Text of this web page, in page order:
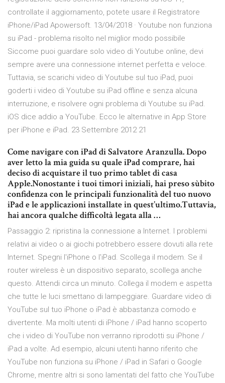
controllate il aggiornamento, potete usare il Registratore
iPhone/iPad Apowersoft. 13/04/2018 · Youtube non funziona
su iPad - problema risolto nel miglior modo possibile
Siccome puoi guardare solo video di Youtube online, devi
sempre avere una connessione internet perfetta e veloce.
Tuttavia, se scarichi video di Youtube sul tuo iPad, puoi
goderti i video di Youtube su iPad offline e senza alcuna
interruzione, e risolvere ogni problema di Youtube su iPad.
iOS dice addio a YouTube. Ecco le alternative in App Store
per iPhone e iPad. 23 Settembre 2012 21
Come navigare con iPad di Salvatore Aranzulla. Dopo
aver letto la mia guida su quale iPad comprare, hai
deciso di acquistare il tuo primo tablet di casa
Apple.Nonostante i tuoi timori iniziali, hai preso sùbito
confidenza con le principali funzionalità del tuo nuovo
iPad e le applicazioni installate in quest’ultimo.Tuttavia,
hai ancora qualche difficoltà legata alla …
Passaggio 2: ripristina la connessione a Internet. I problemi
relativi ai video o ai giochi potrebbero essere dovuti alla rete
Internet. Spegni l'iPhone o l'iPad. Scollega il modem. Se il
router wireless è un dispositivo separato, scollega anche
questo. Attendi circa un minuto. Collega il modem e aspetta
che tutte le luci smettano di lampeggiare. Guardare video di
YouTube sul tuo iPhone o iPad è abbastanza comodo e
divertente. Ma molti utenti di iPhone / iPad hanno scoperto
che i video di YouTube non verranno riprodotti su iPhone /
iPad a volte. Ad esempio, alcuni utenti hanno riferito che
YouTube non funziona su iPhone / iPad in Safari o Google
Chrome, mentre altri si sono lamentati del fatto che YouTube